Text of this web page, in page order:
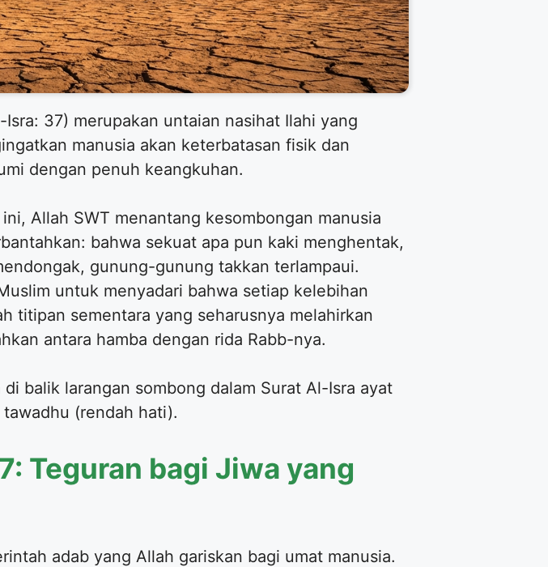
37) merupakan untaian nasihat Ilahi yang
manusia akan keterbatasan fisik dan
dengan penuh keangkuhan.
Allah SWT menantang kesombongan manusia
bahwa sekuat apa pun kaki menghentak,
gunung-gunung takkan terlampaui.
untuk menyadari bahwa setiap kelebihan
titipan sementara yang seharusnya melahirkan
antara hamba dengan rida Rabb-nya.
balik larangan sombong dalam Surat Al-Isra ayat
(rendah hati).
Teguran bagi Jiwa yang
adab yang Allah gariskan bagi umat manusia.